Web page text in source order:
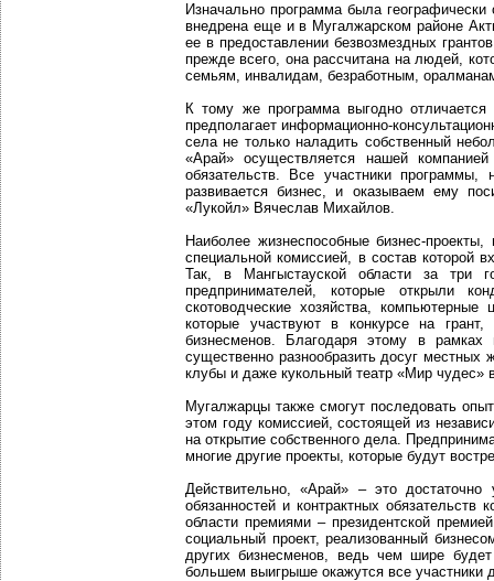
Изначально программа была
внедрена еще и в Мугалжарском районе
ее в предоставлении безвозмездных
прежде всего, она рассчитана на людей,
семьям, инвалидам, безработным,
К тому же программа выгодно
предполагает информационно-
села не только наладить собственный
«Арай» осуществляется нашей
обязательств. Все участники
развивается бизнес, и оказываем ему
«Лукойл» Вячеслав Михайлов.
Наиболее жизнеспособные бизнес-
специальной комиссией, в состав которой
Так, в Мангыстауской области за три
предпринимателей, которые открыли
скотоводческие хозяйства,
которые участвуют в конкурсе на
бизнесменов. Благодаря этому в
существенно разнообразить досуг
клубы и даже кукольный театр «Мир чудес»
Мугалжарцы также смогут последовать
этом году комиссией, состоящей из
на открытие собственного дела.
многие другие проекты, которые будут
Действительно, «Арай» – это
обязанностей и контрактных
области премиями – президентской
социальный проект, реализованный
других бизнесменов, ведь чем шире
большем выигрыше окажутся все участники